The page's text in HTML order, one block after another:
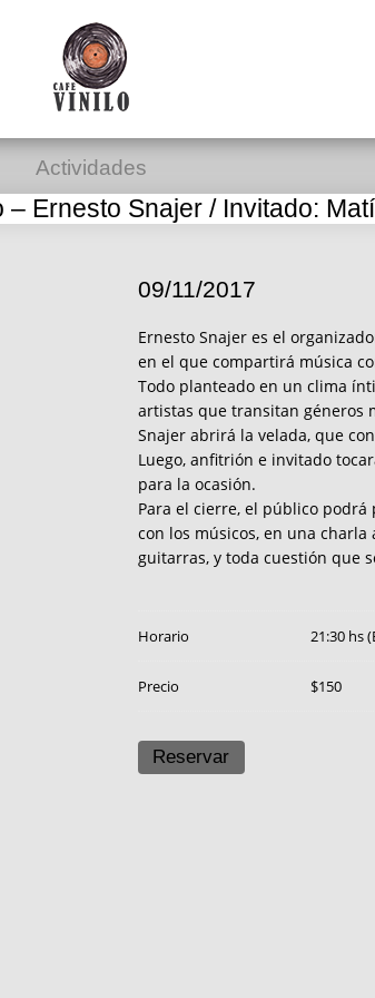
Actividades
Ernesto Snajer / Invitado:
09/11/2017
Ernesto Snajer es el
en el que compartirá música
Todo planteado en un clima
artistas que transitan géneros
Snajer abrirá la velada, que
Luego, anfitrión e invitado
para la ocasión.
Para el cierre, el público
con los músicos, en una
guitarras, y toda cuestión que
Horario 21:30 hs
Precio $150
Reservar